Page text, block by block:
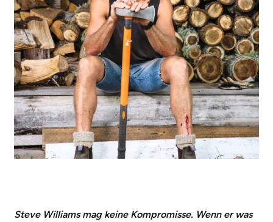
Steve Williams mag keine Kompromisse. Wenn er was